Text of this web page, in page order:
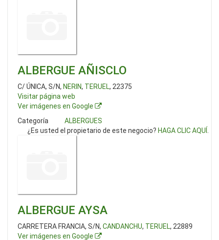
ALBERGUE AÑISCLO
C/ ÚNICA, S/N, NERIN, TERUEL, 22375
Visitar página web
Ver imágenes en Google
Categoría
ALBERGUES
¿Es usted el propietario de este negocio? HAGA CLIC AQUÍ .
ALBERGUE AYSA
CARRETERA FRANCIA, S/N, CANDANCHU, TERUEL, 22889
Ver imágenes en Google